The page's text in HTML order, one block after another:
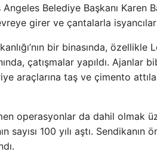
Belediye Başkanı Karen
girer ve çantalarla
bir binasında, özellikle
çatışmalar yapıldı. Ajanlar
araçlarına taş ve çimento
operasyonlar da dahil olmak
100 yılı aştı.